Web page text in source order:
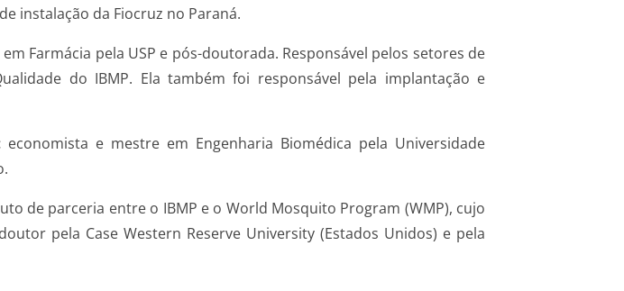
instalação da Fiocruz no Paraná.
Farmácia pela USP e pós-doutorada. Responsável pelos setores de
do IBMP. Ela também foi responsável pela implantação e
economista e mestre em Engenharia Biomédica pela Universidade
de parceria entre o IBMP e o World Mosquito Program (WMP), cujo
pela Case Western Reserve University (Estados Unidos) e pela